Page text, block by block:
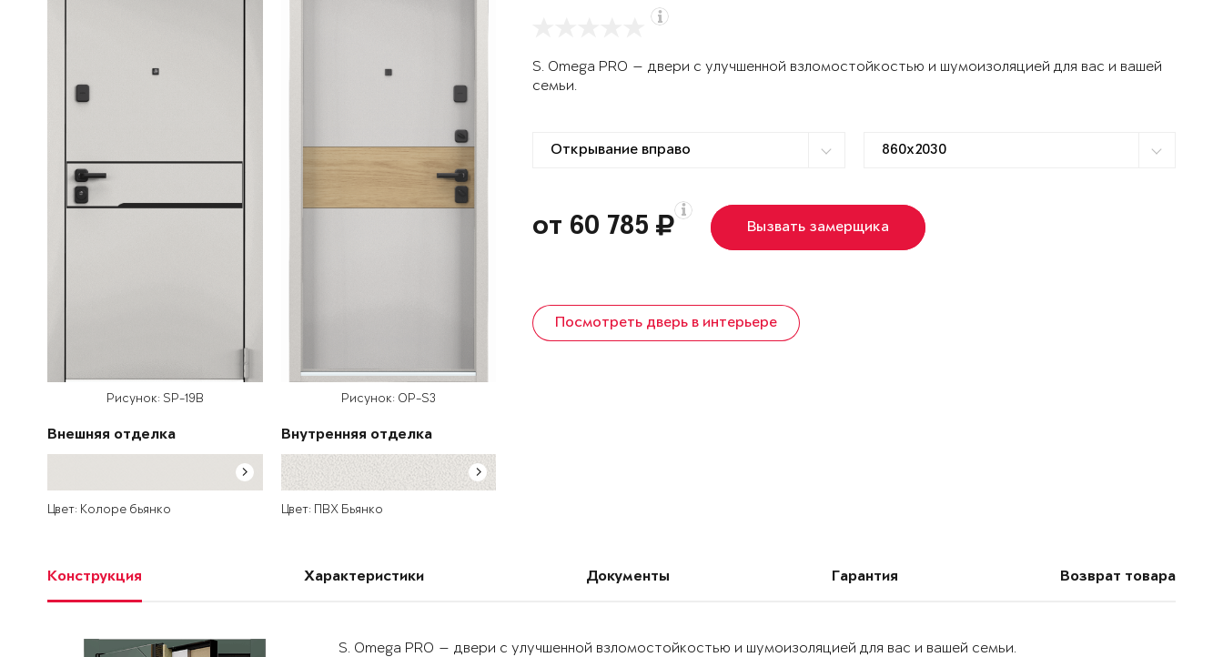
Рисунок: SP-19B
Внешняя отделка
Цвет: Колоре бьянко
Рисунок: OP-S3
Внутренняя отделка
Цвет: ПВХ Бьянко
S. Omega PRO — двери с улучшенной взломостойкостью и шумоизоляцией для вас и вашей
семьи.
от 60 785 Вызвать замерщика
Посмотреть дверь в интерьере
Конструкция Характеристики Документы Гарантия Возврат товара
S. Omega PRO — двери с улучшенной взломостойкостью и шумоизоляцией для вас и вашей семьи.